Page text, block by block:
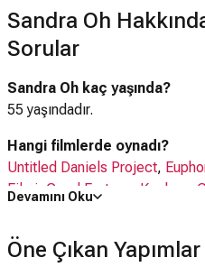
kazandı. Ramona and
oynadı. 2003-2006 arasında
Payne ile bir evlilik yapmıştır.
Sandra Oh
Sorular
Sandra Oh kaç yaşında?
55 yaşındadır.
Hangi filmlerde oynadı?
Untitled Daniels Project,
Filmi Good Fortune Kaplanın
Hangi dizilerde oynadı?
The Sympathizer
Devamını Oku
Öne Çıkan Yapımlar